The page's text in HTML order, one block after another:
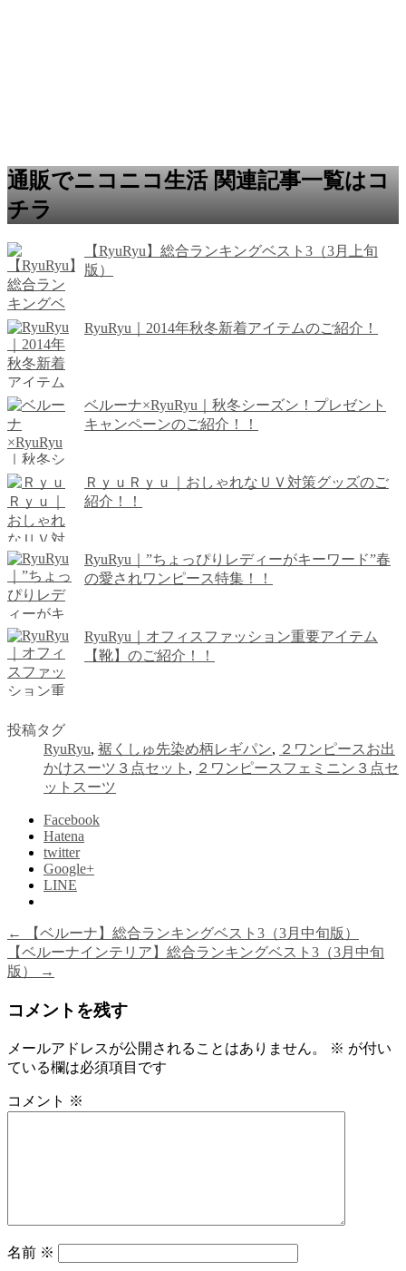
通販でニコニコ生活 関連記事一覧はコ
チラ
【RyuRyu】総合ランキングベスト3（3月上旬
版）
RyuRyu｜2014年秋冬新着アイテムのご紹介！
ベルーナ×RyuRyu｜秋冬シーズン！プレゼント
キャンペーンのご紹介！！
ＲｙｕＲｙｕ｜おしゃれなＵＶ対策グッズのご
紹介！！
RyuRyu｜”ちょっぴりレディーがキーワード”春
の愛されワンピース特集！！
RyuRyu｜オフィスファッション重要アイテム
【靴】のご紹介！！
投稿タグ
RyuRyu, 裾くしゅ先染め柄レギパン, ２ワンピースお出
かけスーツ３点セット , ２ワンピースフェミニン３点セ
ットスーツ
Facebook
Hatena
twitter
Google+
LINE
←
【ベルーナ】総合ランキングベスト3（3月中旬版）
【ベルーナインテリア】総合ランキングベスト3（3月中旬
版）
→
コメントを残す
メールアドレスが公開されることはありません。 ※ が付い
ている欄は必須項目です
コメント ※
名前 ※